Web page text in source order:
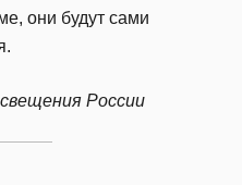
они будут сами
России